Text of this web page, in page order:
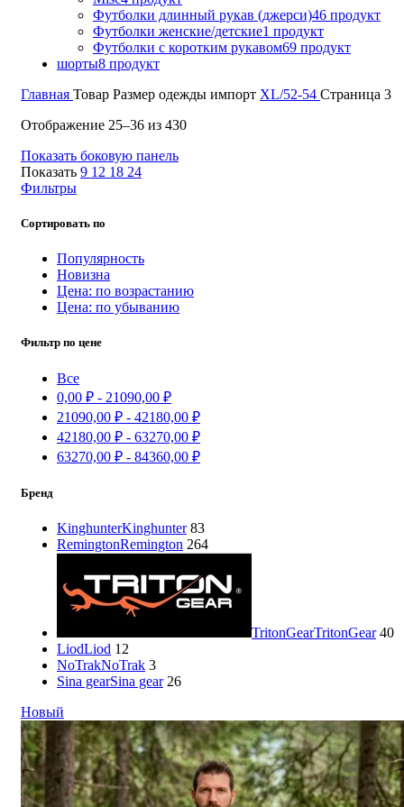
Футболки длинный рукав (джерси)46 продукт
Футболки женские/детские1 продукт
Футболки с коротким рукавом69 продукт
шорты8 продукт
Главная Товар Размер одежды импорт XL/52-54 Страница 3
Отображение 25–36 из 430Сортировка:
Показать боковую панель
Показать 9 12 18 24
Фильтры
Сортировать по
Популярность
Новизна
Цена: по возрастанию
Цена: по убыванию
Фильтр по цене
Все
0,00 ₽ - 21090,00 ₽
21090,00 ₽ - 42180,00 ₽
42180,00 ₽ - 63270,00 ₽
63270,00 ₽ - 84360,00 ₽
Бренд
KinghunterKinghunter 83
RemingtonRemington 264
TritonGearTritonGear 40
LiodLiod 12
NoTrakNoTrak 3
Sina gearSina gear 26
Новый